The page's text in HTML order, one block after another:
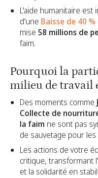
L'aide humanitaire est
d'une Baisse de 40 %
mise 58 millions de
faim.
Pourquoi la
milieu de travail
Des moments comme
Collecte de
la faim ne sont pas
de sauvetage pour
Les actions de votre
critique, transformant
et la solidarité en